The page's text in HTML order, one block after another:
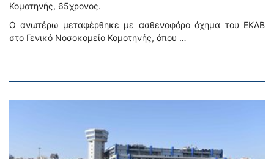
Κομοτηνής, 65χρονος.
Ο ανωτέρω μεταφέρθηκε με ασθενοφόρο όχημα του ΕΚΑΒ
στο Γενικό Νοσοκομείο Κομοτηνής, όπου …